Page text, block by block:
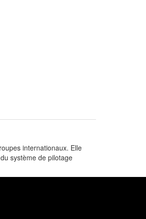
internationaux. Elle
système de pilotage